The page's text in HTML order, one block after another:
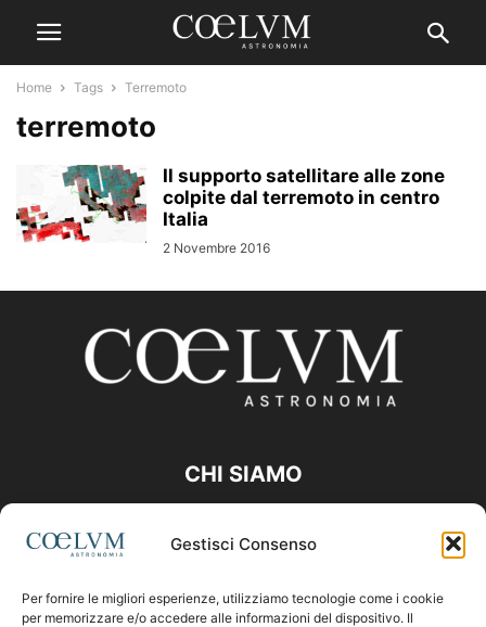
Gestisci Consenso
Per fornire le migliori esperienze, utilizziamo tecnologie come i cookie
per memorizzare e/o accedere alle informazioni del dispositivo. Il
Home Tags Terremoto
terremoto
Il supporto satellitare alle zone
colpite dal terremoto in centro
Italia
2 Novembre 2016
CHI SIAMO
Contattaci:coelumastro@coelum.com
SEGUICI